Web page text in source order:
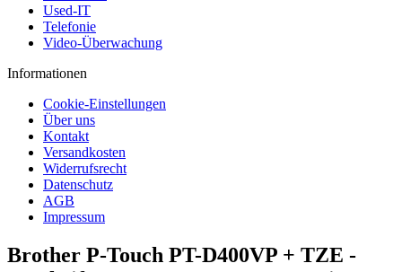
Used-IT
Telefonie
Video-Überwachung
Informationen
Cookie-Einstellungen
Über uns
Kontakt
Versandkosten
Widerrufsrecht
Datenschutz
AGB
Impressum
Brother P-Touch PT-D400VP + TZE -